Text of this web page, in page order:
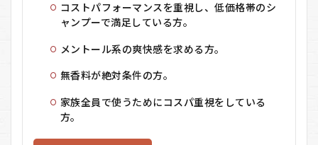
コストパフォーマンスを重視し、低価格帯のシ
ャンプーで満足している方。
メントール系の爽快感を求める方。
無香料が絶対条件の方。
家族全員で使うためにコスパ重視をしている
方。